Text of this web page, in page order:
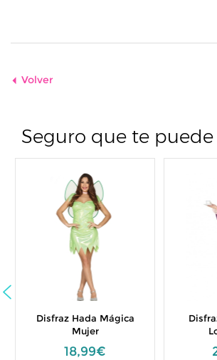
Volver
Seguro que te
Disfraz Hada Mágica
Mujer
18,99€